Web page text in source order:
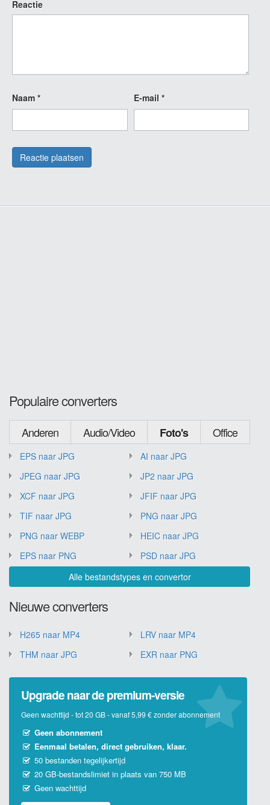
Reactie
Naam * E-mail *
Populaire converters
Anderen Audio/Video Foto's Office
EPS naar JPG
AI naar JPG
JPEG naar JPG
JP2 naar JPG
XCF naar JPG
JFIF naar JPG
TIF naar JPG
PNG naar JPG
PNG naar WEBP
HEIC naar JPG
EPS naar PNG
PSD naar JPG
Alle bestandstypes en convertor
Nieuwe converters
H265 naar MP4
LRV naar MP4
THM naar JPG
EXR naar PNG
Upgrade naar de premium-versie
Geen wachttijd - tot 20 GB - vanaf 5,99 € zonder abonnement
Geen abonnement
Eenmaal betalen, direct gebruiken, klaar.
50 bestanden tegelijkertijd
20 GB-bestandslimiet in plaats van 750 MB
Geen wachttijd